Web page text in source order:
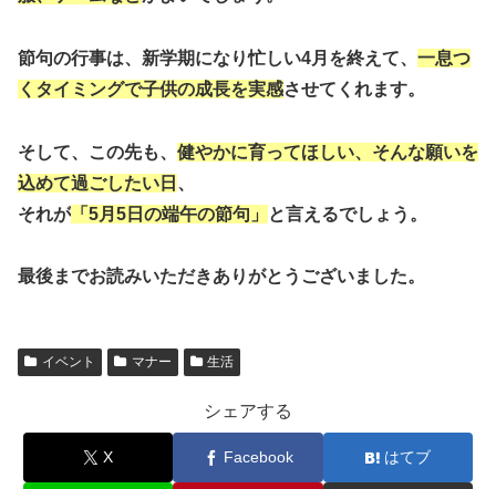
節句の行事は、新学期になり忙しい4月を終えて、 一息つ
くタイミングで子供の成長を実感させてくれます。
そして、 この先も、 健やかに育ってほしい、そんな願いを
込めて過ごしたい日 、
それが 「5月5日の端午の節句」 と言えるでしょう。
最後までお読みいただきありがとうございました。
イベント マナー 生活
シェアする
X Facebook はてブ